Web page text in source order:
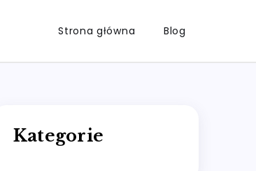
Strona główna Blog
Kategorie